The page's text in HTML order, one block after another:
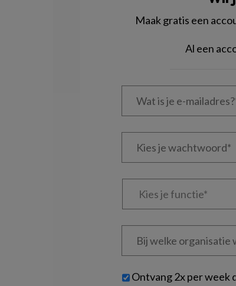
Maak gratis een
Al een
Wat
Kies
Kies
Bij
welke
je?
Untitled
Ontvang 2x per week